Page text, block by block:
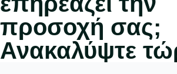
προσοχή σας;
Ανακαλύψτε